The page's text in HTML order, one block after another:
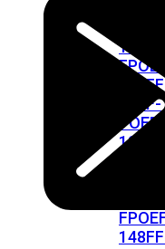
110G-
FPOE
124F
124F-
POE
124F-
FPOE
148F